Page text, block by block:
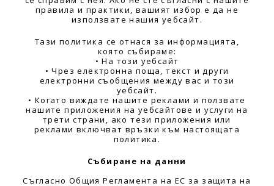
правила и практики, вашият избор е да не
използвате нашия уебсайт.
Тази политика се отнася за информацията,
която събираме:
• На този уебсайт
• Чрез електронна поща, текст и други
електронни съобщения между вас и този
уебсайт.
• Когато виждате нашите реклами и ползвате
нашите приложения на уебсайтове и услуги на
трети страни, ако тези приложения или
реклами включват връзки към настоящата
политика.
Събиране на данни
Съгласно Общия Регламента на ЕС за защита на